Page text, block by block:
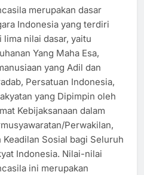
merupakan dasar
Indonesia yang terdiri
lima nilai dasar, yaitu
Yang Maha Esa,
yang Adil dan
Persatuan Indonesia,
yang Dipimpin oleh
Kebijaksanaan dalam
Perwakilan,
Keadilan Sosial bagi Seluruh
Indonesia. Nilai-nilai
ini merupakan